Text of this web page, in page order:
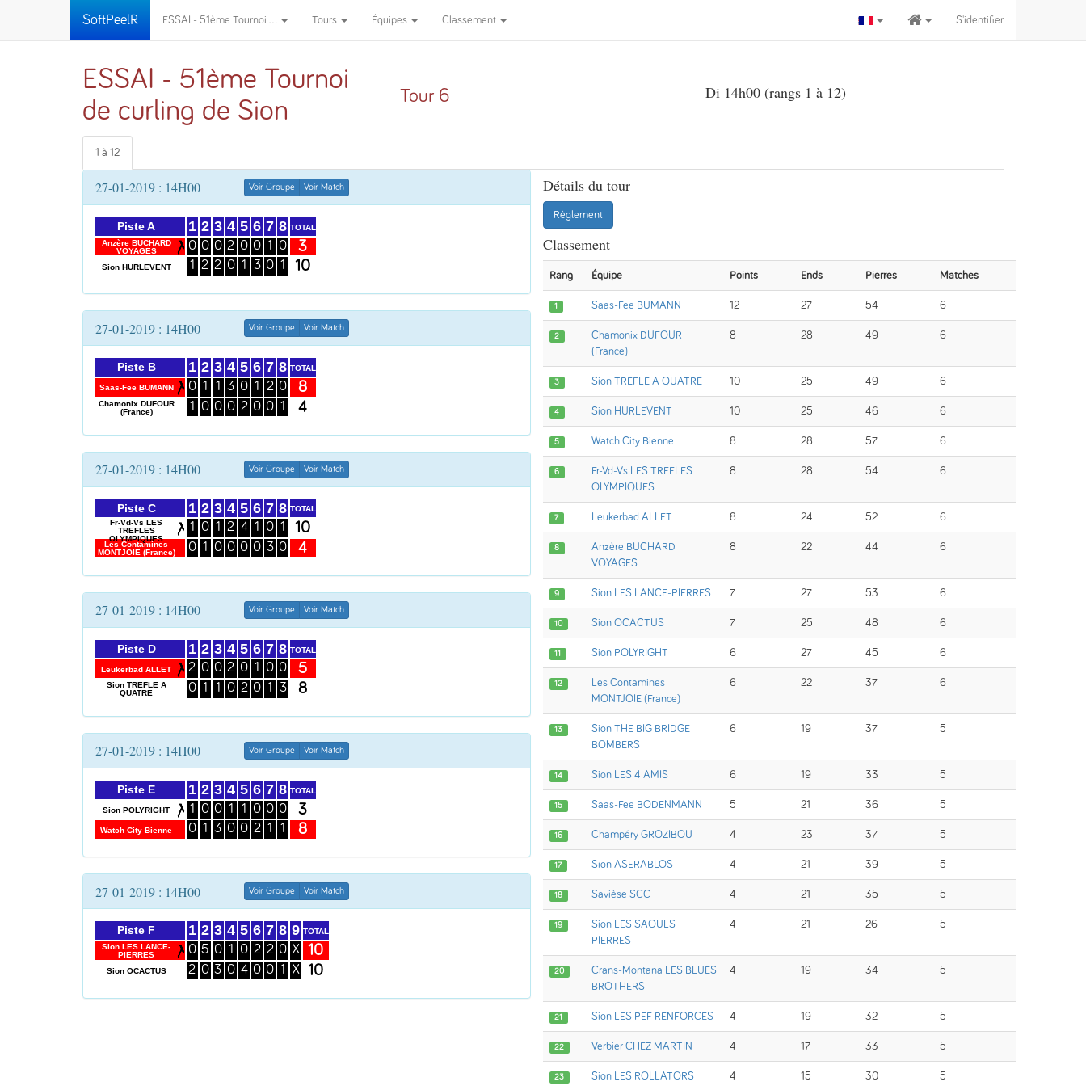
SoftPeelR ESSAI - 51ème Tournoi ... Tours Équipes Classement S'identifier
ESSAI - 51ème Tournoi
de curling de Sion
Tour 6 Di 14h00 (rangs 1 à 12)
1 à 12
27-01-2019 : 14H00 Voir Groupe Voir Match
Piste A
Anzère BUCHARD
VOYAGES
Sion HURLEVENT
1
0
1
2
0
2
3
0
2
4
2
0
5
0
1
6
0
3
7
1
0
8
0
1
TOTAL
3
10
27-01-2019 : 14H00 Voir Groupe Voir Match
Piste B
Saas-Fee BUMANN
Chamonix DUFOUR
(France)
1
0
1
2
1
0
3
1
0
4
3
0
5
0
2
6
1
0
7
2
0
8
0
1
TOTAL
8
4
27-01-2019 : 14H00 Voir Groupe Voir Match
Piste C
Fr-Vd-Vs LES
TREFLES
OLYMPIQUES
Les Contamines
MONTJOIE (France)
1
1
0
2
0
1
3
1
0
4
2
0
5
4
0
6
1
0
7
0
3
8
1
0
TOTAL
10
4
27-01-2019 : 14H00 Voir Groupe Voir Match
Piste D
Leukerbad ALLET
Sion TREFLE A
QUATRE
1
2
0
2
0
1
3
0
1
4
2
0
5
0
2
6
1
0
7
0
1
8
0
3
TOTAL
5
8
27-01-2019 : 14H00 Voir Groupe Voir Match
Piste E
Sion POLYRIGHT
Watch City Bienne
1
1
0
2
0
1
3
0
3
4
1
0
5
1
0
6
0
2
7
0
1
8
0
1
TOTAL
3
8
27-01-2019 : 14H00 Voir Groupe Voir Match
Piste F
Sion LES LANCE-
PIERRES
Sion OCACTUS
1
0
2
2
5
0
3
0
3
4
1
0
5
0
4
6
2
0
7
2
0
8
0
1
9
X
X
TOTAL
10
10
Détails du tour
Règlement
Classement
Rang Équipe Points Ends Pierres Matches
1 Saas-Fee BUMANN 12 27 54 6
2
Chamonix DUFOUR
(France)
8 28 49 6
3 Sion TREFLE A QUATRE 10 25 49 6
4 Sion HURLEVENT 10 25 46 6
5 Watch City Bienne 8 28 57 6
6
Fr-Vd-Vs LES TREFLES
OLYMPIQUES
8 28 54 6
7 Leukerbad ALLET 8 24 52 6
8
Anzère BUCHARD
VOYAGES
8 22 44 6
9 Sion LES LANCE-PIERRES 7 27 53 6
10 Sion OCACTUS 7 25 48 6
11 Sion POLYRIGHT 6 27 45 6
12
Les Contamines
MONTJOIE (France)
6 22 37 6
13
Sion THE BIG BRIDGE
BOMBERS
6 19 37 5
14 Sion LES 4 AMIS 6 19 33 5
15 Saas-Fee BODENMANN 5 21 36 5
16 Champéry GROZIBOU 4 23 37 5
17 Sion ASERABLOS 4 21 39 5
18 Savièse SCC 4 21 35 5
19
Sion LES SAOULS
PIERRES
4 21 26 5
20
Crans-Montana LES BLUES
BROTHERS
4 19 34 5
21 Sion LES PEF RENFORCES 4 19 32 5
22 Verbier CHEZ MARTIN 4 17 33 5
23 Sion LES ROLLATORS 4 15 30 5